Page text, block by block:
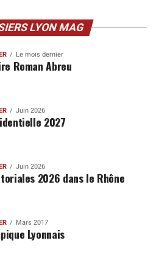
LYON MAG
Le mois dernier
Roman Abreu
Juin 2026
2027
Juin 2026
2026 dans le Rhône
Mars 2017
Lyonnais